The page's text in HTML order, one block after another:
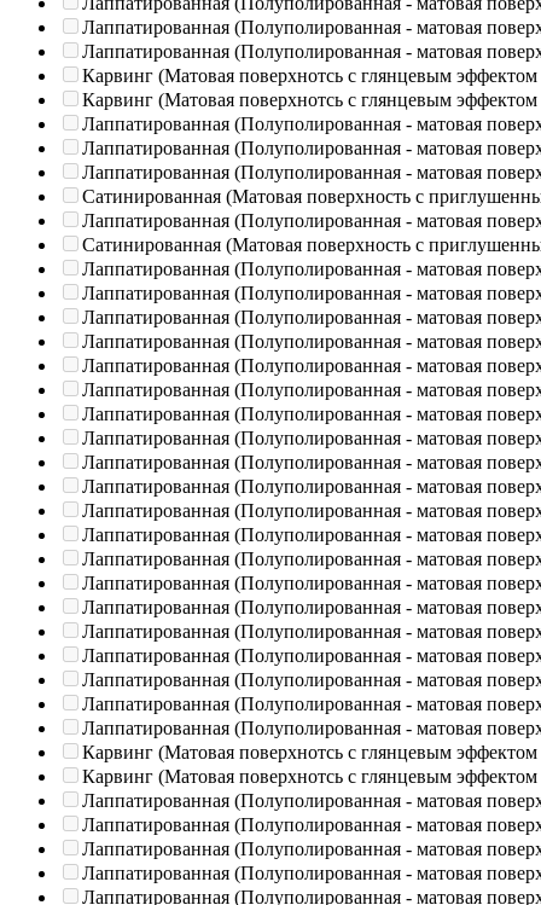
Лаппатированная (Полуполированная - матовая
Лаппатированная (Полуполированная - матовая
Карвинг (Матовая поверхнотсь с глянцевым эффектом
Карвинг (Матовая поверхнотсь с глянцевым эффектом
Лаппатированная (Полуполированная - матовая
Лаппатированная (Полуполированная - матовая
Лаппатированная (Полуполированная - матовая
Сатинированная (Матовая поверхность с
Лаппатированная (Полуполированная - матовая
Сатинированная (Матовая поверхность с
Лаппатированная (Полуполированная - матовая
Лаппатированная (Полуполированная - матовая
Лаппатированная (Полуполированная - матовая
Лаппатированная (Полуполированная - матовая
Лаппатированная (Полуполированная - матовая
Лаппатированная (Полуполированная - матовая
Лаппатированная (Полуполированная - матовая
Лаппатированная (Полуполированная - матовая
Лаппатированная (Полуполированная - матовая
Лаппатированная (Полуполированная - матовая
Лаппатированная (Полуполированная - матовая
Лаппатированная (Полуполированная - матовая
Лаппатированная (Полуполированная - матовая
Лаппатированная (Полуполированная - матовая
Лаппатированная (Полуполированная - матовая
Лаппатированная (Полуполированная - матовая
Лаппатированная (Полуполированная - матовая
Лаппатированная (Полуполированная - матовая
Лаппатированная (Полуполированная - матовая
Лаппатированная (Полуполированная - матовая
Карвинг (Матовая поверхнотсь с глянцевым эффектом
Карвинг (Матовая поверхнотсь с глянцевым эффектом
Лаппатированная (Полуполированная - матовая
Лаппатированная (Полуполированная - матовая
Лаппатированная (Полуполированная - матовая
Лаппатированная (Полуполированная - матовая
Лаппатированная (Полуполированная - матовая